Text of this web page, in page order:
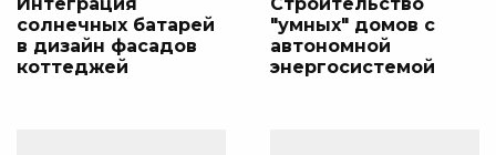
солнечных батарей
в дизайн фасадов
коттеджей
"умных" домов с
автономной
энергосистемой